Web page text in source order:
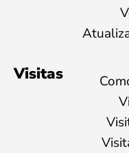
Visitas